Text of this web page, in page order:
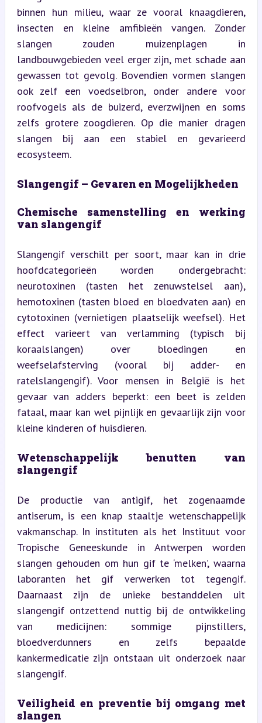
binnen hun milieu, waar ze vooral knaagdieren,
insecten en kleine amfibieën vangen. Zonder
slangen zouden muizenplagen in
landbouwgebieden veel erger zijn, met schade aan
gewassen tot gevolg. Bovendien vormen slangen
ook zelf een voedselbron, onder andere voor
roofvogels als de buizerd, everzwijnen en soms
zelfs grotere zoogdieren. Op die manier dragen
slangen bij aan een stabiel en gevarieerd
ecosysteem.
Slangengif – Gevaren en Mogelijkheden
Chemische samenstelling en werking
van slangengif
Slangengif verschilt per soort, maar kan in drie
hoofdcategorieën worden ondergebracht:
neurotoxinen (tasten het zenuwstelsel aan),
hemotoxinen (tasten bloed en bloedvaten aan) en
cytotoxinen (vernietigen plaatselijk weefsel). Het
effect varieert van verlamming (typisch bij
koraalslangen) over bloedingen en
weefselafsterving (vooral bij adder- en
ratelslangengif). Voor mensen in België is het
gevaar van adders beperkt: een beet is zelden
fataal, maar kan wel pijnlijk en gevaarlijk zijn voor
kleine kinderen of huisdieren.
Wetenschappelijk benutten van
slangengif
De productie van antigif, het zogenaamde
antiserum, is een knap staaltje wetenschappelijk
vakmanschap. In instituten als het Instituut voor
Tropische Geneeskunde in Antwerpen worden
slangen gehouden om hun gif te ‘melken’, waarna
laboranten het gif verwerken tot tegengif.
Daarnaast zijn de unieke bestanddelen uit
slangengif ontzettend nuttig bij de ontwikkeling
van medicijnen: sommige pijnstillers,
bloedverdunners en zelfs bepaalde
kankermedicatie zijn ontstaan uit onderzoek naar
slangengif.
Veiligheid en preventie bij omgang met
slangen